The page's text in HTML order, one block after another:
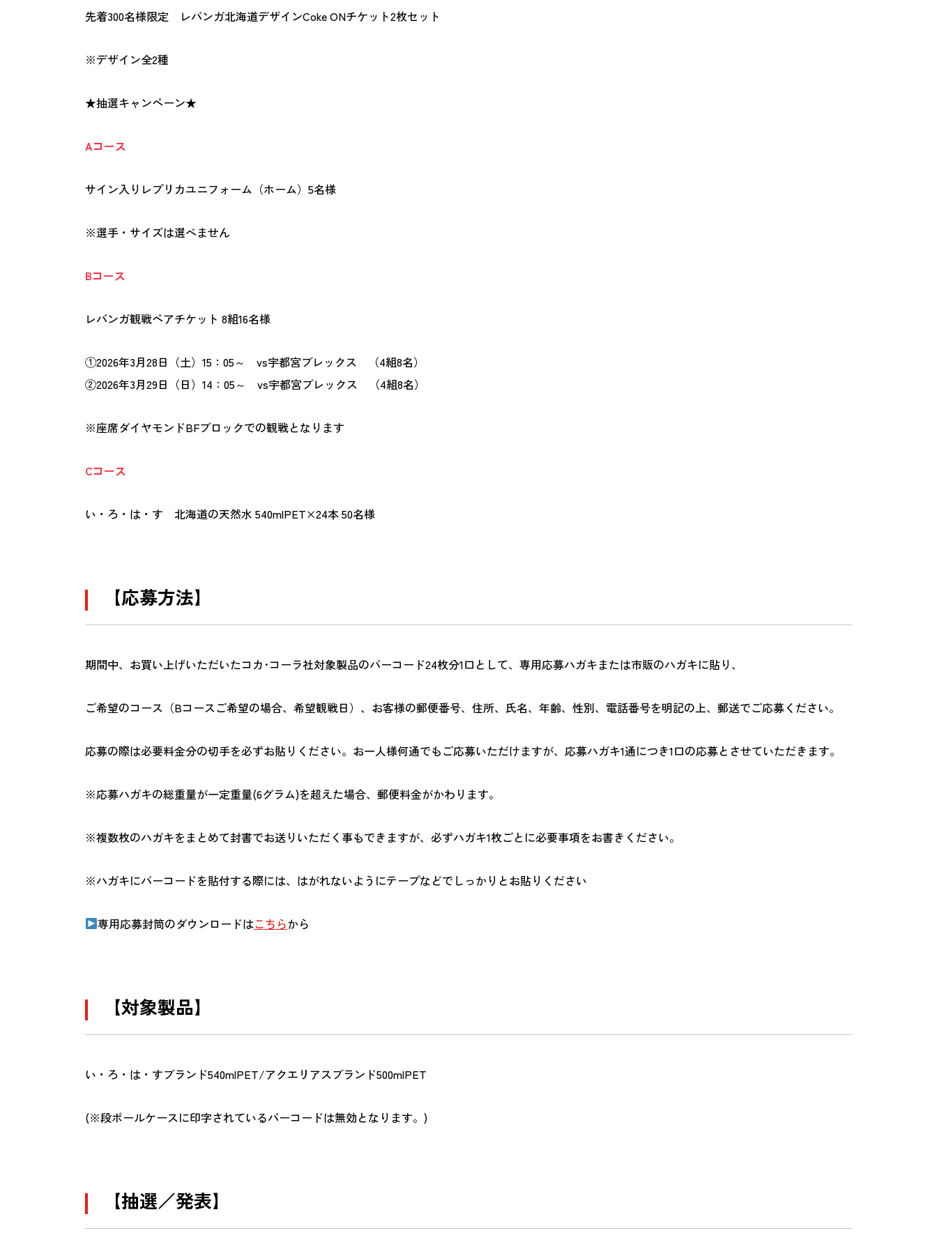
先着300名様限定 レバンガ北海道デザインCoke ONチケット2枚セット
※デザイン全2種
★抽選キャンペーン★
Aコース
サイン入りレプリカユニフォーム（ホーム）5名様
※選手・サイズは選べません
Bコース
レバンガ観戦ペアチケット 8組16名様
①2026年3月28日（土）15：05～ vs宇都宮ブレックス （4組8名）
②2026年3月29日（日）14：05～ vs宇都宮ブレックス （4組8名）
※座席ダイヤモンドBFブロックでの観戦となります
Cコース
い・ろ・は・す 北海道の天然水 540mlPET×24本 50名様
【応募方法】
期間中、お買い上げいただいたコカ･コーラ社対象製品のバーコード24枚分1口として、専用応募ハガキまたは市販のハガキに貼り、
ご希望のコース（Bコースご希望の場合、希望観戦日）、お客様の郵便番号、住所、氏名、年齢、性別、電話番号を明記の上、郵送でご応募ください。
応募の際は必要料金分の切手を必ずお貼りください。お一人様何通でもご応募いただけますが、応募ハガキ1通につき1口の応募とさせていただきます。
※応募ハガキの総重量が一定重量(6グラム)を超えた場合、郵便料金がかわります。
※複数枚のハガキをまとめて封書でお送りいただく事もできますが、必ずハガキ1枚ごとに必要事項をお書きください。
※ハガキにバーコードを貼付する際には、はがれないようにテープなどでしっかりとお貼りください
専用応募封筒のダウンロードはこちらから
【対象製品】
い・ろ・は・すブランド540mlPET/アクエリアスブランド500mlPET
(※段ボールケースに印字されているバーコードは無効となります。)
【抽選／発表】